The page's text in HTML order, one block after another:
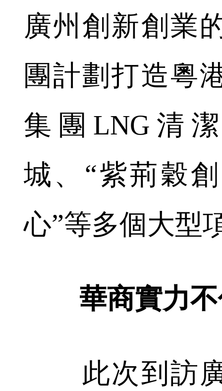
廣州創新創業
團計劃打造粵
集團LNG清
城、“紫荊穀
心”等多個大型
華商實力
此次到訪廣